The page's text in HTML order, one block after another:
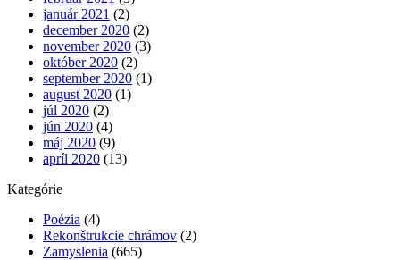
január 2021 (2)
december 2020 (2)
november 2020 (3)
október 2020 (2)
september 2020 (1)
august 2020 (1)
júl 2020 (2)
jún 2020 (4)
máj 2020 (9)
apríl 2020 (13)
Kategórie
Poézia (4)
Rekonštrukcie chrámov (2)
Zamyslenia (665)